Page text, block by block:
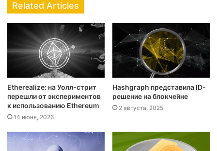
Related Articles
Etherealize: на Уолл-стрит
перешли от экспериментов
к использованию Ethereum
14 июня, 2026
Hashgraph представила ID-
решение на блокчейне
2 августа, 2025